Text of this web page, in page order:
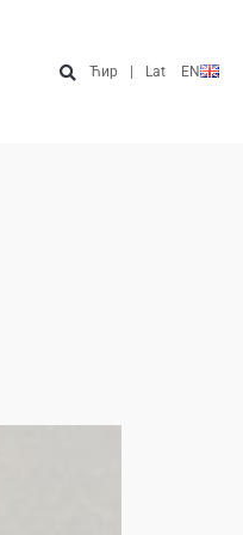
Ћир Lat EN